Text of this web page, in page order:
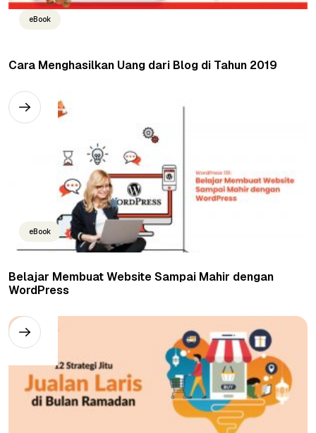
eBook
Cara Menghasilkan Uang dari Blog di Tahun 2019
eBook
Belajar Membuat Website Sampai Mahir dengan
WordPress